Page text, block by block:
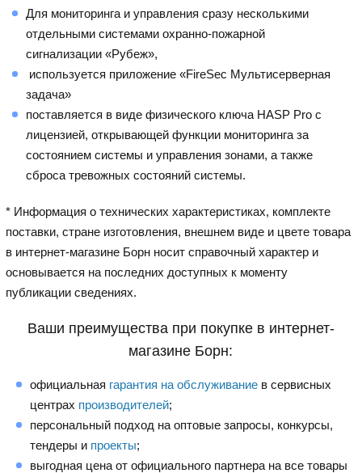
Для мониторинга и управления сразу несколькими
отдельными системами охранно-пожарной
сигнализации «Рубеж»,
используется приложение «FireSec Мультисерверная
задача»
поставляется в виде физического ключа HASP Pro с
лицензией, открывающей функции мониторинга за
состоянием системы и управления зонами, а также
сброса тревожных состояний системы.
* Информация о технических характеристиках, комплекте
поставки, стране изготовления, внешнем виде и цвете товара
в интернет-магазине Борн носит справочный характер и
основывается на последних доступных к моменту
публикации сведениях.
Ваши преимущества при покупке в интернет-
магазине Борн:
официальная гарантия на обслуживание в сервисных
центрах производителей;
персональный подход на оптовые запросы, конкурсы,
тендеры и проекты;
выгодная цена от официального партнера на все товары